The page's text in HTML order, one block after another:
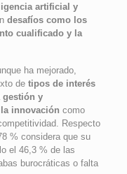
artificial y
desafíos como los
cualificado y la
ha mejorado,
de tipos de interés
gestión y
innovación como
Respecto
% considera que su
el 46,3 % de las
burocráticas o falta